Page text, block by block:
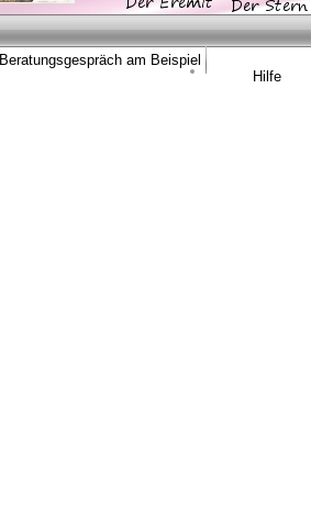
Beratungsgespräch am Beispiel
Hilfe